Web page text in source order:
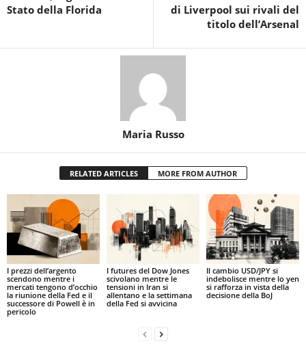
Stato della Florida
di Liverpool sui rivali del
titolo dell’Arsenal
Maria Russo
RELATED ARTICLES MORE FROM AUTHOR
I prezzi dell’argento
scendono mentre i
mercati tengono d’occhio
la riunione della Fed e il
successore di Powell è in
pericolo
I futures del Dow Jones
scivolano mentre le
tensioni in Iran si
allentano e la settimana
della Fed si avvicina
Il cambio USD/JPY si
indebolisce mentre lo yen
si rafforza in vista della
decisione della BoJ